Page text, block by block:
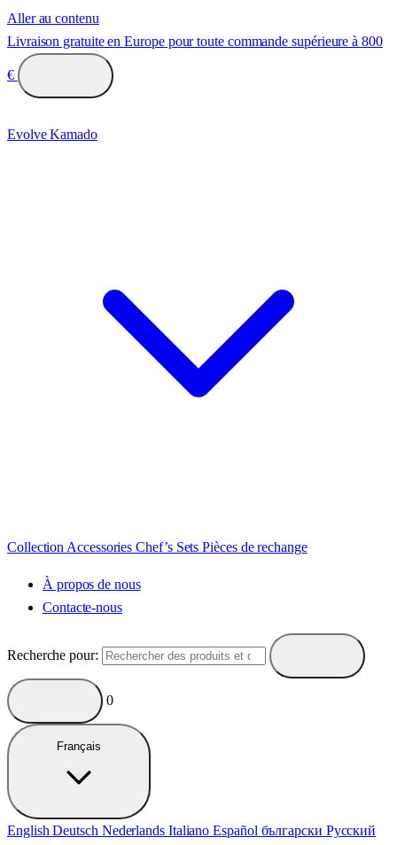
Aller au contenu
Livraison gratuite en Europe pour toute commande supérieure à 800
€
Evolve Kamado
Collection AccessoriesChef’s SetsPièces de rechange
À propos de nous
Contacte-nous
Recherche pour:
0
Français
EnglishDeutsch Nederlands ItalianoEspañol български Русский